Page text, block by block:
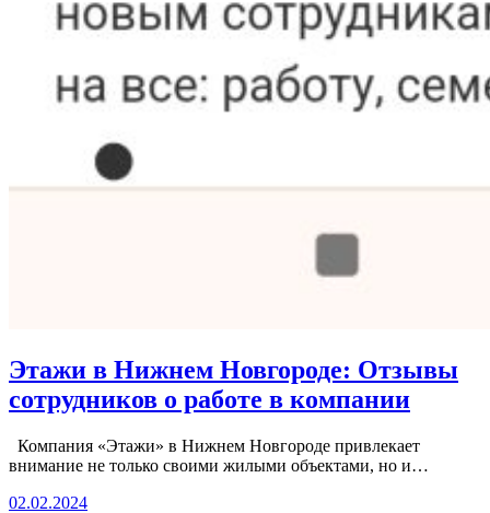
Этажи в Нижнем Новгороде: Отзывы
сотрудников о работе в компании
Компания «Этажи» в Нижнем Новгороде привлекает
внимание не только своими жилыми объектами, но и…
02.02.2024